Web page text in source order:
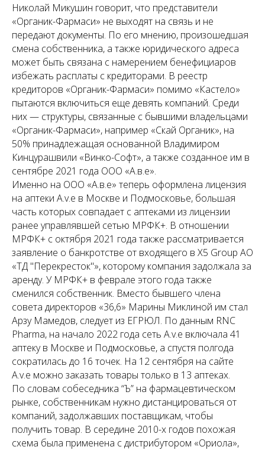
Николай Микушин говорит, что представители
«Органик-Фармаси» не выходят на связь и не
передают документы. По его мнению, произошедшая
смена собственника, а также юридического адреса
может быть связана с намерением бенефициаров
избежать расплаты с кредиторами. В реестр
кредиторов «Органик-Фармаси» помимо «Кастело»
пытаются включиться еще девять компаний. Среди
них — структуры, связанные с бывшими владельцами
«Органик-Фармаси», например «Скай Органик», на
50% принадлежащая основанной Владимиром
Кинцурашвили «Винко-Софт», а также созданное им в
сентябре 2021 года ООО «А.в.е».
Именно на ООО «А.в.е» теперь оформлена лицензия
на аптеки A.v.e в Москве и Подмосковье, большая
часть которых совпадает с аптеками из лицензии
ранее управлявшей сетью МРФК+. В отношении
МРФК+ с октября 2021 года также рассматривается
заявление о банкротстве от входящего в X5 Group АО
«ТД "Перекресток"», которому компания задолжала за
аренду. У МРФК+ в феврале этого года также
сменился собственник. Вместо бывшего члена
совета директоров «36,6» Марины Миклиной им стал
Арзу Мамедов, следует из ЕГРЮЛ. По данным RNC
Pharma, на начало 2022 года сеть A.v.e включала 41
аптеку в Москве и Подмосковье, а спустя полгода
сократилась до 16 точек. На 12 сентября на сайте
A.v.e можно заказать товары только в 13 аптеках.
По словам собеседника “Ъ” на фармацевтическом
рынке, собственникам нужно дистанцироваться от
компаний, задолжавших поставщикам, чтобы
получить товар. В середине 2010-х годов похожая
схема была применена с дистрибутором «Ориола»,